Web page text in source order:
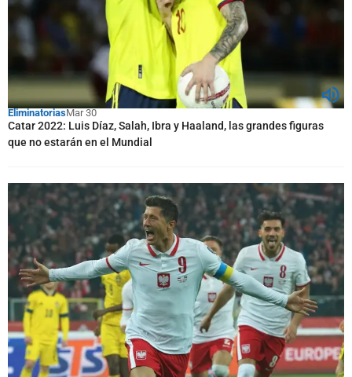
EliminatoriasMar 30
Catar 2022: Luis Díaz, Salah, Ibra y Haaland, las grandes figuras
que no estarán en el Mundial